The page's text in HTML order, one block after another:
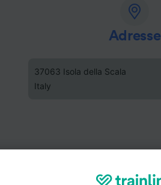
Adresse
37063 Isola della Scala
Italy